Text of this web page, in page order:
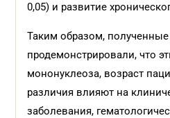
0,05) и развитие
Таким образом,
продемонстрировали, что
мононуклеоза, возраст
различия влияют на
заболевания,